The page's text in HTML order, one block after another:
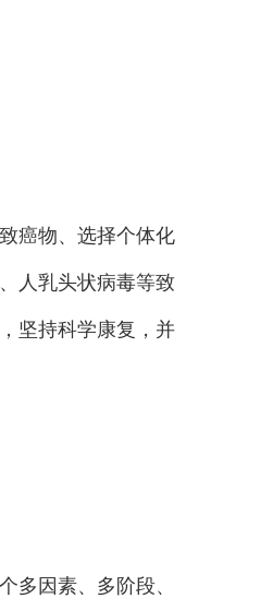
癌物、选择个体化
人乳头状病毒等致
坚持科学康复，并
多因素、多阶段、